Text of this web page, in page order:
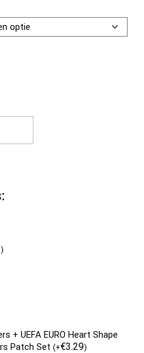
)
+ UEFA EURO Heart Shape
Patch Set(+€3.29)